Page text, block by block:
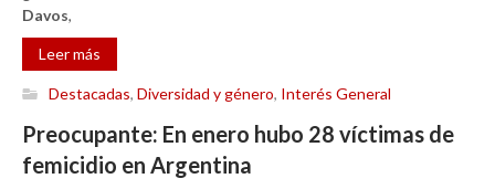
Davos,
Leer más
Destacadas, Diversidad y género, Interés General
Preocupante: En enero hubo 28 víctimas de
femicidio en Argentina